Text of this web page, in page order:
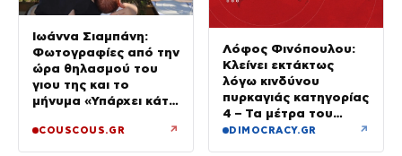
Ιωάννα Σιαμπάνη:
Φωτογραφίες από την
ώρα θηλασμού του
γιου της και το
μήνυμα «Υπάρχει κάτι
αργές μέρες»
COUSCOUS.GR ↗
Λόφος Φινόπουλου:
Κλείνει εκτάκτως
λόγω κινδύνου
πυρκαγιάς κατηγορίας
4 – Τα μέτρα του
Δήμου Αθηναίων
DIMOCRACY.GR ↗